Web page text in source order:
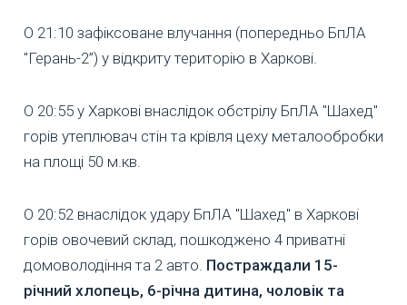
О 21:10 зафіксоване влучання (попередньо БпЛА
"Герань-2”) у відкриту територію в Харкові.
О 20:55 у Харкові внаслідок обстрілу БпЛА "Шахед"
горів утеплювач стін та крівля цеху металообробки
на площі 50 м.кв.
О 20:52 внаслідок удару БпЛА "Шахед" в Харкові
горів овочевий склад, пошкоджено 4 приватні
домоволодіння та 2 авто. Постраждали 15-
річний хлопець, 6-річна дитина, чоловік та